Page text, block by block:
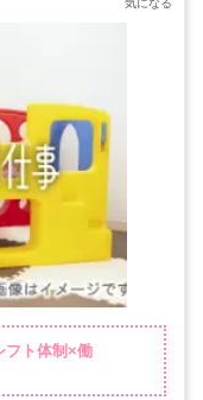
ト体制×働